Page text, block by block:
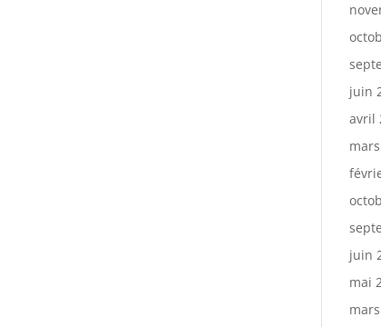
juin
avril
juin
mai